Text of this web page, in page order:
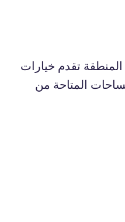
تقدم خيارات
المتاحة من